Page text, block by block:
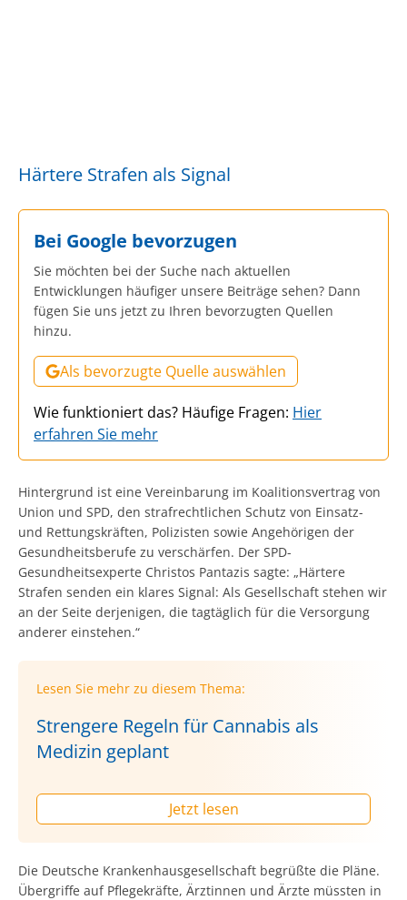
Härtere Strafen als Signal
Bei Google bevorzugen
Sie möchten bei der Suche nach aktuellen
Entwicklungen häufiger unsere Beiträge sehen? Dann
fügen Sie uns jetzt zu Ihren bevorzugten Quellen
hinzu.
Als bevorzugte Quelle auswählen
Wie funktioniert das? Häufige Fragen: Hier
erfahren Sie mehr
Hintergrund ist eine Vereinbarung im Koalitionsvertrag von
Union und SPD, den strafrechtlichen Schutz von Einsatz-
und Rettungskräften, Polizisten sowie Angehörigen der
Gesundheitsberufe zu verschärfen. Der SPD-
Gesundheitsexperte Christos Pantazis sagte: „Härtere
Strafen senden ein klares Signal: Als Gesellschaft stehen wir
an der Seite derjenigen, die tagtäglich für die Versorgung
anderer einstehen.“
Lesen Sie mehr zu diesem Thema:
Strengere Regeln für Cannabis als
Medizin geplant
Jetzt lesen
Die Deutsche Krankenhausgesellschaft begrüßte die Pläne.
Übergriffe auf Pflegekräfte, Ärztinnen und Ärzte müssten in